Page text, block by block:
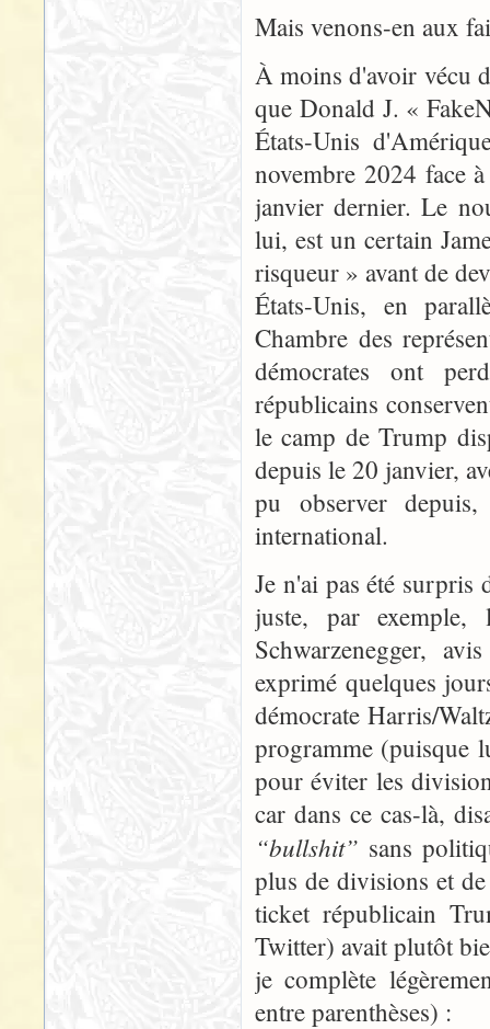
Mais venons-en aux
À moins d'avoir vécu
que Donald J. «
États-Unis
novembre 2024 face
janvier dernier. Le
lui, est un certain
risqueur » avant de
États-Unis, en
Chambre des
démocrates ont
républicains
le camp de Trump
depuis le 20 janvier,
pu observer
international.
Je n'ai pas été surpris
juste, par
Schwarzenegger,
exprimé quelques
démocrate Harris/
programme (puisque
pour éviter les
car dans ce cas-là,
“bullshit” sans
plus de divisions et
ticket républicain
Twitter) avait plutôt
je complète
entre parenthèses) :